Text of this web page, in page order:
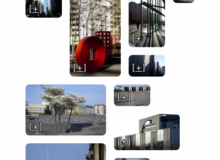
[ + ]
[ + ]
[ + ]
[ + ]
[ + ]
[ + ]
[ + ]